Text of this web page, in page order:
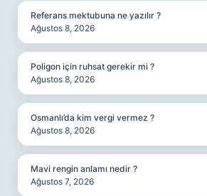
Referans mektubuna ne yazılır ?
Ağustos 8, 2026
Poligon için ruhsat gerekir mi ?
Ağustos 8, 2026
Osmanlı’da kim vergi vermez ?
Ağustos 8, 2026
Mavi rengin anlamı nedir ?
Ağustos 7, 2026